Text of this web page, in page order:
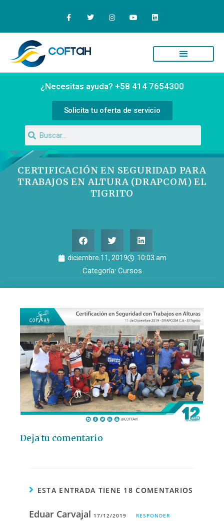
¿Necesitas ayuda? +58 414 7654300
Solicita tu oferta de servicio
CERTIFICACIÓN EN SEGURIDAD PARA
TRABAJOS EN ALTURA (DRAPCOM) EL
TIGRITO
diciembre 11, 2019 10:03 am
Categoría: Cursos
Deja tu comentario
ESTA ENTRADA TIENE 18 COMENTARIOS
Eduar Carvajal 17/12/2019 RESPONDER